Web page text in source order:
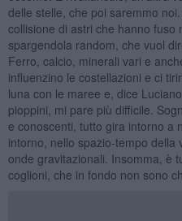
delle stelle, che poi saremmo
collisione di astri che hanno fuso
spargendola random, che vuol
Ferro, calcio, minerali vari e
influenzino le costellazioni e ci
luna con le maree e, dice
pioppini, mi pare più difficile.
e conoscenti, tutto gira intorno a
intorno, nello spazio-tempo della
onde gravitazionali. Insomma, è
coglioni, che in fondo non sono